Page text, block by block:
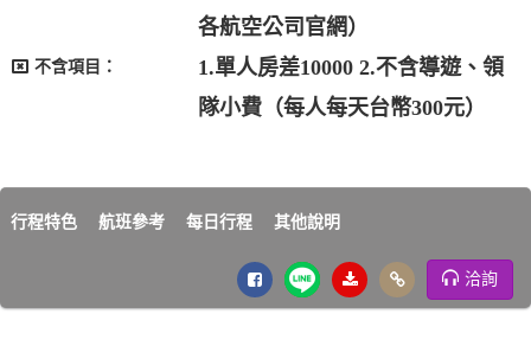
各航空公司官網）
不含項目：
1.單人房差10000 2.不含導遊、領
隊小費（每人每天台幣300元）
行程特色 航班參考 每日行程 其他說明
洽詢